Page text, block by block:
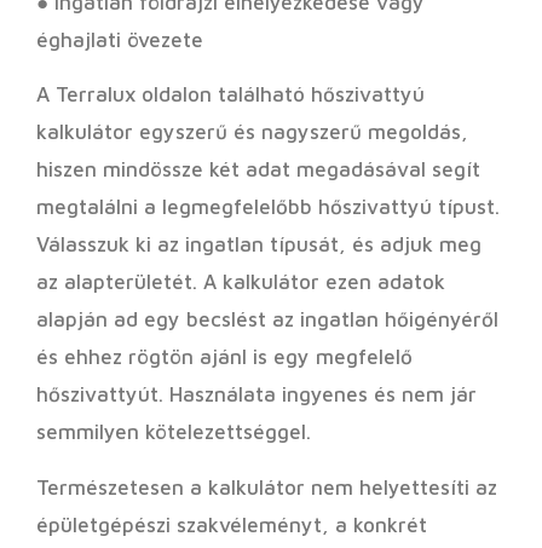
éghajlati övezete
A Terralux oldalon található hőszivattyú
kalkulátor egyszerű és nagyszerű megoldás,
hiszen mindössze két adat megadásával segít
megtalálni a legmegfelelőbb hőszivattyú típust.
Válasszuk ki az ingatlan típusát, és adjuk meg
az alapterületét. A kalkulátor ezen adatok
alapján ad egy becslést az ingatlan hőigényéről
és ehhez rögtön ajánl is egy megfelelő
hőszivattyút. Használata ingyenes és nem jár
semmilyen kötelezettséggel.
Természetesen a kalkulátor nem helyettesíti az
épületgépészi szakvéleményt, a konkrét